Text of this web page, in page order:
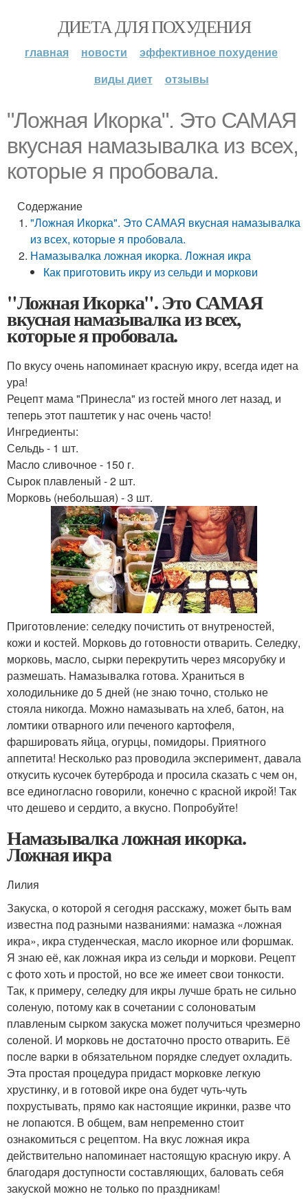
ДИЕТА ДЛЯ ПОХУДЕНИЯ
главная новости
эффективное похудение
виды диет
отзывы
"Ложная Икорка". Это САМАЯ
вкусная намазывалка из всех,
которые я пробовала.
Содержание
"Ложная Икорка". Это САМАЯ вкусная намазывалка
из всех, которые я пробовала.
Намазывалка ложная икорка. Ложная икра
Как приготовить икру из сельди и моркови
"Ложная Икорка". Это САМАЯ
вкусная намазывалка из всех,
которые я пробовала.
По вкусу очень напоминает красную икру, всегда идет на
ура!
Рецепт мама "Принесла" из гостей много лет назад, и
теперь этот паштетик у нас очень часто!
Ингредиенты:
Сельдь - 1 шт.
Масло сливочное - 150 г.
Сырок плавленый - 2 шт.
Морковь (небольшая) - 3 шт.
Приготовление: селедку почистить от внутреностей,
кожи и костей. Морковь до готовности отварить. Селедку,
морковь, масло, сырки перекрутить через мясорубку и
размешать. Намазывалка готова. Храниться в
холодильнике до 5 дней (не знаю точно, столько не
стояла никогда. Можно намазывать на хлеб, батон, на
ломтики отварного или печеного картофеля,
фаршировать яйца, огурцы, помидоры. Приятного
аппетита! Несколько раз проводила эксперимент, давала
откусить кусочек бутерброда и просила сказать с чем он,
все единогласно говорили, конечно с красной икрой! Так
что дешево и сердито, а вкусно. Попробуйте!
Намазывалка ложная икорка.
Ложная икра
Лилия
Закуска, о которой я сегодня расскажу, может быть вам
известна под разными названиями: намазка «ложная
икра», икра студенческая, масло икорное или форшмак.
Я знаю её, как ложная икра из сельди и моркови. Рецепт
с фото хоть и простой, но все же имеет свои тонкости.
Так, к примеру, селедку для икры лучше брать не сильно
соленую, потому как в сочетании с солоноватым
плавленым сырком закуска может получиться чрезмерно
соленой. И морковь не достаточно просто отварить. Её
после варки в обязательном порядке следует охладить.
Эта простая процедура придаст морковке легкую
хрустинку, и в готовой икре она будет чуть-чуть
похрустывать, прямо как настоящие икринки, разве что
не лопаются. В общем, вам непременно стоит
ознакомиться с рецептом. На вкус ложная икра
действительно напоминает настоящую красную икру. А
благодаря доступности составляющих, баловать себя
закуской можно не только по праздникам!